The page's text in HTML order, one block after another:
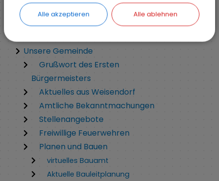
Unsere Gemeinde
Grußwort des Ersten
Bürgermeisters
Aktuelles aus Weisendorf
Amtliche Bekanntmachungen
Stellenangebote
Freiwillige Feuerwehren
Planen und Bauen
virtuelles Bauamt
Aktuelle Bauleitplanung
Alle akzeptieren Alle ablehnen